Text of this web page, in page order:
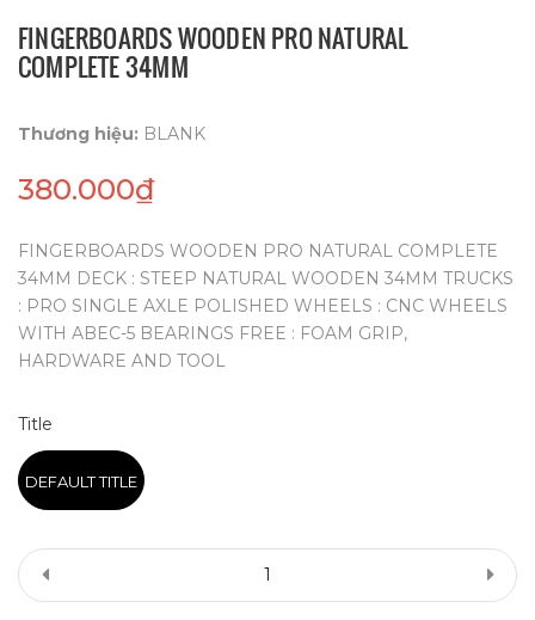
FINGERBOARDS WOODEN PRO NATURAL
COMPLETE 34MM
Thương hiệu: BLANK
380.000₫
FINGERBOARDS WOODEN PRO NATURAL COMPLETE
34MM DECK : STEEP NATURAL WOODEN 34MM TRUCKS
: PRO SINGLE AXLE POLISHED WHEELS : CNC WHEELS
WITH ABEC-5 BEARINGS FREE : FOAM GRIP,
HARDWARE AND TOOL
Title
DEFAULT TITLE